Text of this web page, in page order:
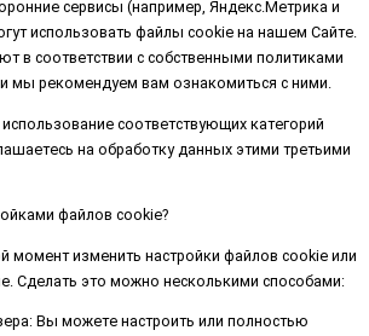
сервисы (например, Яндекс.Метрика и
использовать файлы cookie на нашем Сайте.
в соответствии с собственными политиками
мы рекомендуем вам ознакомиться с ними.
соответствующих категорий
на обработку данных этими третьими
файлов cookie?
момент изменить настройки файлов cookie или
Сделать это можно несколькими способами:
Вы можете настроить или полностью